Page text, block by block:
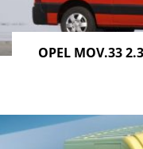
OPEL MOV.33